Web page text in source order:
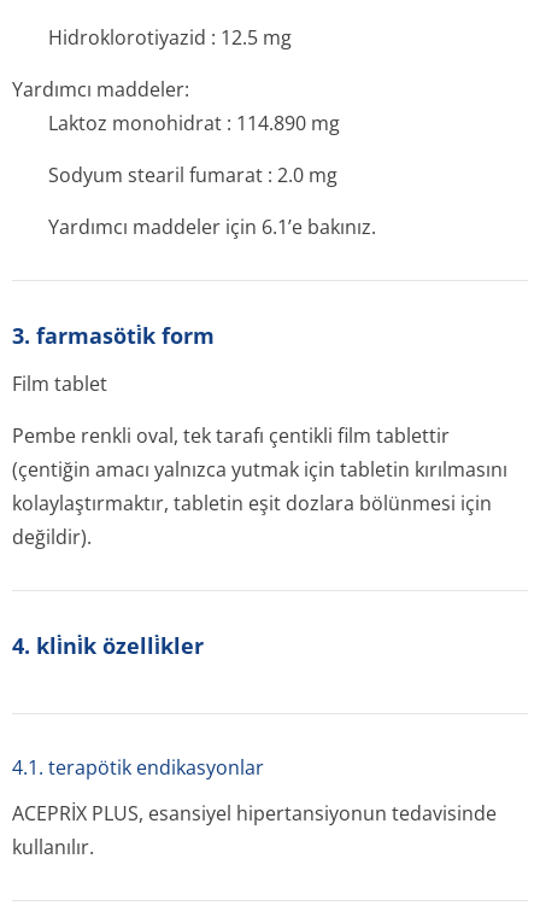
Hidroklorotiyazid : 12.5 mg
Yardımcı maddeler:
Laktoz monohidrat : 114.890 mg
Sodyum stearil fumarat : 2.0 mg
Yardımcı maddeler için 6.1’e bakınız.
3. farmasöti̇k form
Film tablet
Pembe renkli oval, tek tarafı çentikli film tablettir
(çentiğin amacı yalnızca yutmak için tabletin kırılmasını
kolaylaştırmaktır, tabletin eşit dozlara bölünmesi için
değildir).
4. kli̇ni̇k özelli̇kler
4.1. terapötik endikasyonlar
ACEPRİX PLUS, esansiyel hipertansiyonun tedavisinde
kullanılır.